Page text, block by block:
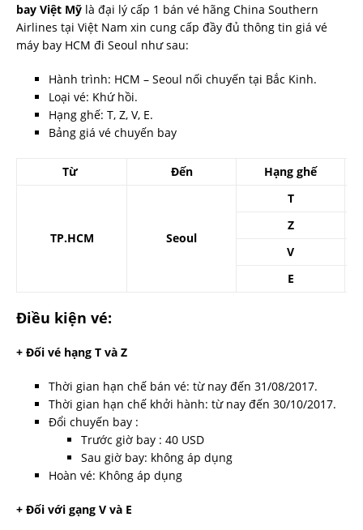
bay Việt Mỹ là đại lý cấp 1 bán vé hãng China Southern
Airlines tại Việt Nam xin cung cấp đầy đủ thông tin giá vé
máy bay HCM đi Seoul như sau:
Hành trình: HCM – Seoul nối chuyến tại Bắc Kinh.
Loại vé: Khứ hồi.
Hạng ghế: T, Z, V, E.
Bảng giá vé chuyến bay
Từ Đến Hạng ghế
TP.HCM Seoul
T
Z
V
E
Điều kiện vé:
+ Đối vé hạng T và Z
Thời gian hạn chế bán vé: từ nay đến 31/08/2017.
Thời gian hạn chế khởi hành: từ nay đến 30/10/2017.
Đổi chuyến bay :
Trước giờ bay : 40 USD
Sau giờ bay: không áp dụng
Hoàn vé: Không áp dụng
+ Đối với gạng V và E